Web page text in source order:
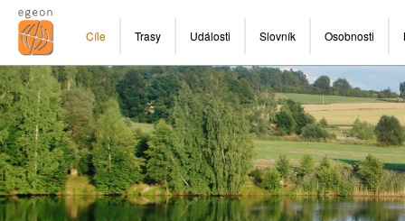
Cíle Trasy Události Slovník Osobnosti